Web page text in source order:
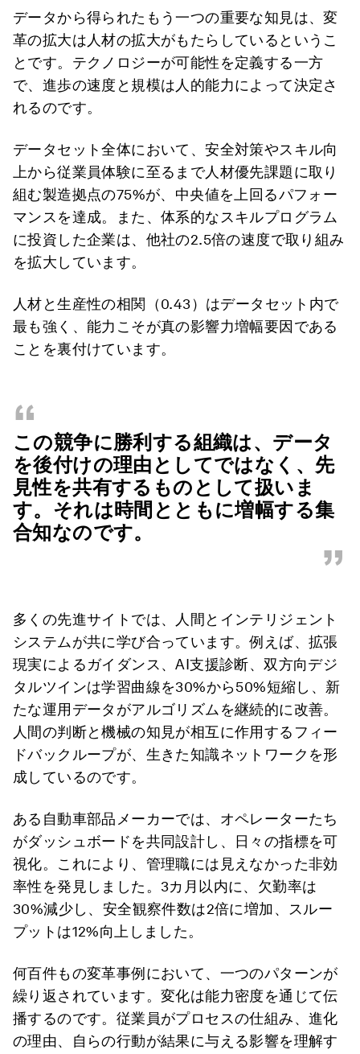
データから得られたもう一つの重要な知見は、変
革の拡大は人材の拡大がもたらしているというこ
とです。テクノロジーが可能性を定義する一方
で、進歩の速度と規模は人的能力によって決定さ
れるのです。
データセット全体において、安全対策やスキル向
上から従業員体験に至るまで人材優先課題に取り
組む製造拠点の75%が、中央値を上回るパフォー
マンスを達成。また、体系的なスキルプログラム
に投資した企業は、他社の2.5倍の速度で取り組み
を拡大しています。
人材と生産性の相関（0.43）はデータセット内で
最も強く、能力こそが真の影響力増幅要因である
ことを裏付けています。
“
この競争に勝利する組織は、データ
を後付けの理由としてではなく、先
見性を共有するものとして扱いま
す。それは時間とともに増幅する集
合知なのです。
”
多くの先進サイトでは、人間とインテリジェント
システムが共に学び合っています。例えば、拡張
現実によるガイダンス、AI支援診断、双方向デジ
タルツインは学習曲線を30%から50%短縮し、新
たな運用データがアルゴリズムを継続的に改善。
人間の判断と機械の知見が相互に作用するフィー
ドバックループが、生きた知識ネットワークを形
成しているのです。
ある自動車部品メーカーでは、オペレーターたち
がダッシュボードを共同設計し、日々の指標を可
視化。これにより、管理職には見えなかった非効
率性を発見しました。3カ月以内に、欠勤率は
30%減少し、安全観察件数は2倍に増加、スルー
プットは12%向上しました。
何百件もの変革事例において、一つのパターンが
繰り返されています。変化は能力密度を通じて伝
播するのです。従業員がプロセスの仕組み、進化
の理由、自らの行動が結果に与える影響を理解す